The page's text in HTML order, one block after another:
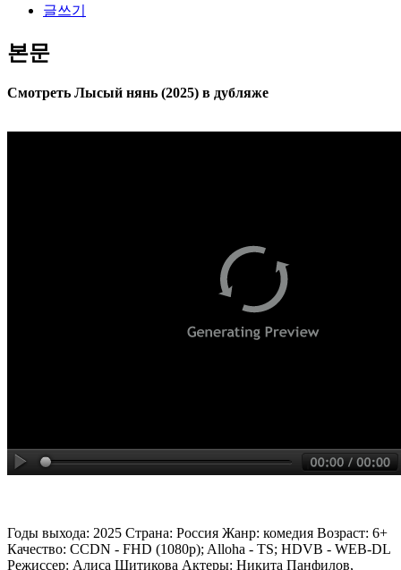
글쓰기
본문
Смотреть Лысый нянь (2025) в дубляже
Годы выхода: 2025 Страна: Россия Жанр: комедия Возраст: 6+
Качество: CCDN - FHD (1080p); Alloha - TS; HDVB - WEB-DL
Режиссер: Алиса Шитикова Актеры: Никита Панфилов,